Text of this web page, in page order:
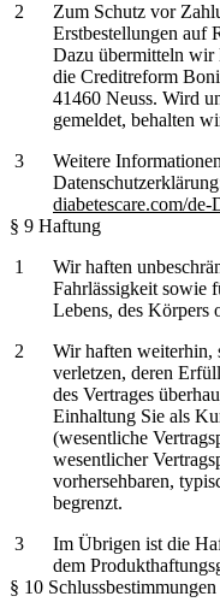
Zum Schutz vor
Erstbestellungen auf
Dazu übermitteln wir
die Creditreform
41460 Neuss. Wird
gemeldet, behalten
Weitere
diabetescare.com/
§ 9 Haftung
Wir haften
Fahrlässigkeit sowie
Lebens, des Körpers
Wir haften weiterhin,
verletzen, deren
des Vertrages
Einhaltung Sie als
(wesentliche
wesentlicher
vorhersehbaren,
begrenzt.
Im Übrigen ist die
dem
§ 10 Schlussbestimmungen